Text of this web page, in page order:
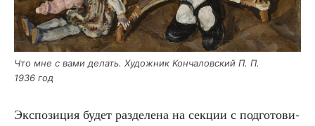
Что мне с вами делать. Худож­ник Кон­ча­лов­ский П. П.
1936 год
Экс­по­зи­ция будет раз­де­ле­на на сек­ции с под­го­то­ви­